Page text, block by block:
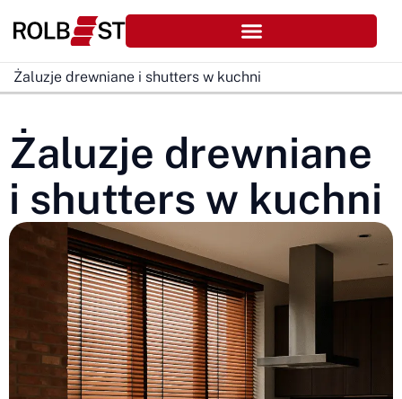
Żaluzje drewniane i shutters w kuchni
Żaluzje drewniane
i shutters w kuchni